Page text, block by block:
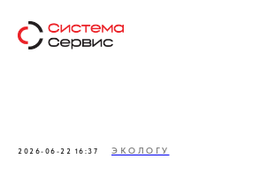
2026-06-22 16:37 ЭКОЛОГУ